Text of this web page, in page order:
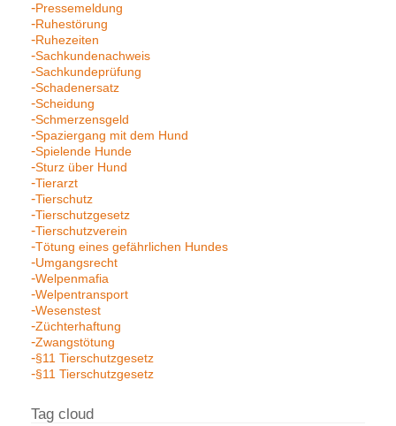
Pressemeldung
Ruhestörung
Ruhezeiten
Sachkundenachweis
Sachkundeprüfung
Schadenersatz
Scheidung
Schmerzensgeld
Spaziergang mit dem Hund
Spielende Hunde
Sturz über Hund
Tierarzt
Tierschutz
Tierschutzgesetz
Tierschutzverein
Tötung eines gefährlichen Hundes
Umgangsrecht
Welpenmafia
Welpentransport
Wesenstest
Züchterhaftung
Zwangstötung
§11 Tierschutzgesetz
§11 Tierschutzgesetz